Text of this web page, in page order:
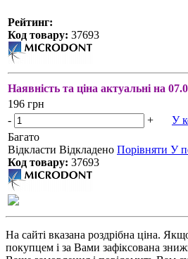
Рейтинг:
Код товару: 37693
Наявність та ціна актуальні на
196 грн
-
+ У
Багато
Відкласти Відкладено Порівняти У
Код товару: 37693
На сайті вказана роздрібна ціна.
покупцем і за Вами зафіксована